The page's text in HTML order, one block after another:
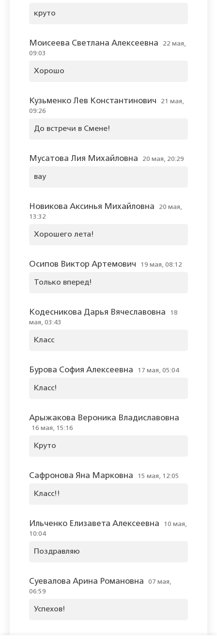
круто
Моисеева Светлана Алексеевна
22 мая,
09:03
Хорошо
Кузьменко Лев Константинович
21 мая,
09:26
До встречи в Смене!
Мусатова Лия Михайловна 20 мая, 20:29
вау
Новикова Аксинья Михайловна
20 мая,
13:32
Хорошего лета!
Осипов Виктор Артемович 19 мая, 08:12
Только вперед!
Кодесникова Дарья Вячеславовна
18
мая, 03:43
Класс
Бурова София Алексеевна 17 мая, 05:04
Класс!
Арыжакова Вероника Владиславовна
16 мая, 15:16
Круто
Сафронова Яна Марковна 15 мая, 12:05
Класс!!
Ильченко Елизавета Алексеевна
10 мая,
10:04
Поздравляю
Суевалова Арина Романовна
07 мая,
06:59
Успехов!